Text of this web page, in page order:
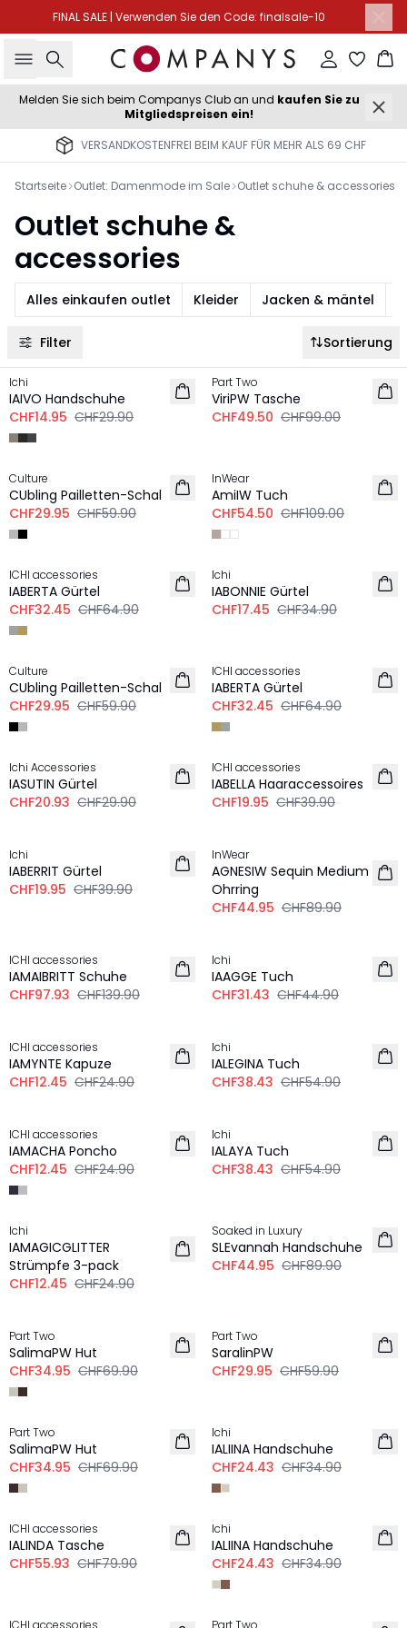
FINAL SALE | Verwenden Sie den Code: finalsale-10
Suche Einloggen
Melden Sie sich beim Companys Club an und kaufen Sie zu
Mitgliedspreisen ein!
VERSANDKOSTENFREI BEIM KAUF FÜR MEHR ALS 69 CHF
Startseite Outlet: Damenmode im Sale Outlet schuhe & accessories
Outlet schuhe &
accessories
Alles einkaufen outlet Kleider Jacken & mäntel
Filter Sortierung
-50%
Ichi
IAIVO Handschuhe
CHF14.95 CHF29.90
Part Two
ViriPW Tasche
CHF49.50 CHF99.00
-50%
Culture
CUbling Pailletten-Schal
CHF29.95 CHF59.90
InWear
AmiIW Tuch
CHF54.50 CHF109.00
-50%
ICHI accessories
IABERTA Gürtel
CHF32.45 CHF64.90
-50%
Ichi
IABONNIE Gürtel
CHF17.45 CHF34.90
-50%
Culture
CUbling Pailletten-Schal
CHF29.95 CHF59.90
ICHI accessories
IABERTA Gürtel
CHF32.45 CHF64.90
-30%
Ichi Accessories
IASUTIN Gürtel
CHF20.93 CHF29.90
-50%
ICHI accessories
IABELLA Haaraccessoires
CHF19.95 CHF39.90
Ichi
IABERRIT Gürtel
CHF19.95 CHF39.90
InWear
AGNESIW Sequin Medium
Ohrring
CHF44.95 CHF89.90
ICHI accessories
IAMAIBRITT Schuhe
CHF97.93 CHF139.90
Ichi
IAAGGE Tuch
CHF31.43 CHF44.90
ICHI accessories
IAMYNTE Kapuze
CHF12.45 CHF24.90
Ichi
IALEGINA Tuch
CHF38.43 CHF54.90
ICHI accessories
IAMACHA Poncho
CHF12.45 CHF24.90
Ichi
IALAYA Tuch
CHF38.43 CHF54.90
-50%
Ichi
IAMAGICGLITTER
Strümpfe 3-pack
CHF12.45 CHF24.90
Soaked in Luxury
SLEvannah Handschuhe
CHF44.95 CHF89.90
Part Two
SalimaPW Hut
CHF34.95 CHF69.90
Part Two
SaralinPW
CHF29.95 CHF59.90
-50%
Part Two
SalimaPW Hut
CHF34.95 CHF69.90
Ichi
IALIINA Handschuhe
CHF24.43 CHF34.90
-30%
ICHI accessories
IALINDA Tasche
CHF55.93 CHF79.90
-30%
Ichi
IALIINA Handschuhe
CHF24.43 CHF34.90
ICHI accessories
-50%
Part Two